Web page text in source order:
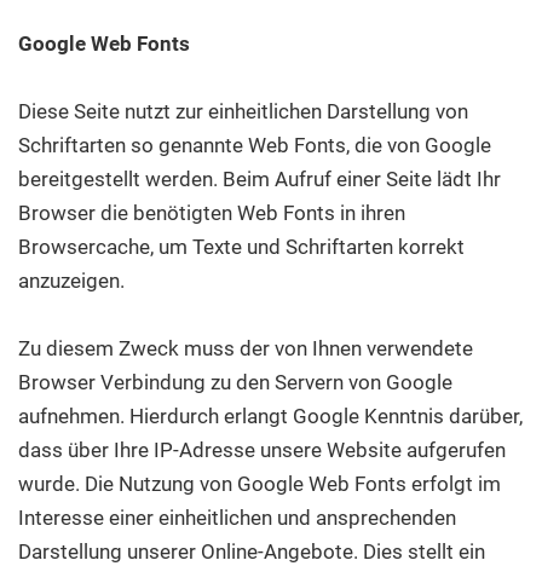
Google Web Fonts
Diese Seite nutzt zur einheitlichen Darstellung von
Schriftarten so genannte Web Fonts, die von Google
bereitgestellt werden. Beim Aufruf einer Seite lädt Ihr
Browser die benötigten Web Fonts in ihren
Browsercache, um Texte und Schriftarten korrekt
anzuzeigen.
Zu diesem Zweck muss der von Ihnen verwendete
Browser Verbindung zu den Servern von Google
aufnehmen. Hierdurch erlangt Google Kenntnis darüber,
dass über Ihre IP-Adresse unsere Website aufgerufen
wurde. Die Nutzung von Google Web Fonts erfolgt im
Interesse einer einheitlichen und ansprechenden
Darstellung unserer Online-Angebote. Dies stellt ein